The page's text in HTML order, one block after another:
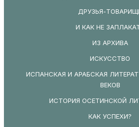
ДРУЗЬЯ-
И КАК НЕ
ИЗ АРХИВА
ИСКУССТВО
ИСПАНСКАЯ И АРАБСКАЯ
ВЕКОВ
ИСТОРИЯ ОСЕТИНСКОЙ
КАК УСПЕХИ?